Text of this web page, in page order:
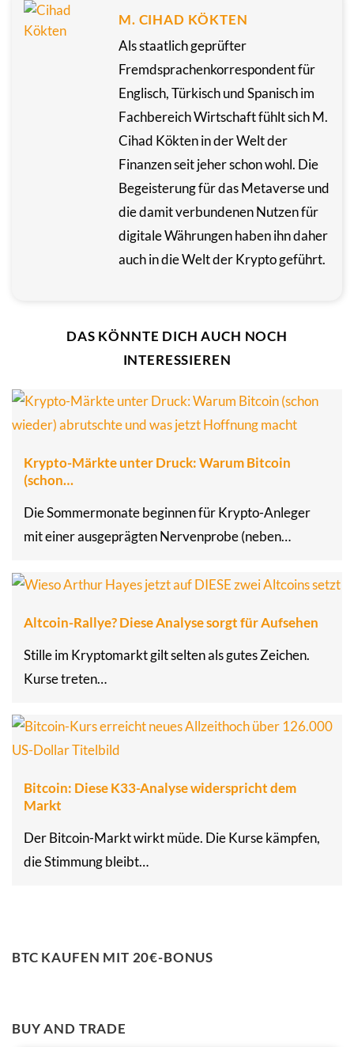
M. CIHAD KÖKTEN
Als staatlich geprüfter
Fremdsprachenkorrespondent für
Englisch, Türkisch und Spanisch im
Fachbereich Wirtschaft fühlt sich M.
Cihad Kökten in der Welt der
Finanzen seit jeher schon wohl. Die
Begeisterung für das Metaverse und
die damit verbundenen Nutzen für
digitale Währungen haben ihn daher
auch in die Welt der Krypto geführt.
DAS KÖNNTE DICH AUCH NOCH
INTERESSIEREN
Krypto-Märkte unter Druck: Warum Bitcoin
(schon…
Die Sommermonate beginnen für Krypto-Anleger
mit einer ausgeprägten Nervenprobe (neben…
Altcoin-Rallye? Diese Analyse sorgt für Aufsehen
Stille im Kryptomarkt gilt selten als gutes Zeichen.
Kurse treten…
Bitcoin: Diese K33-Analyse widerspricht dem
Markt
Der Bitcoin-Markt wirkt müde. Die Kurse kämpfen,
die Stimmung bleibt…
BTC KAUFEN MIT 20€-BONUS
BUY AND TRADE